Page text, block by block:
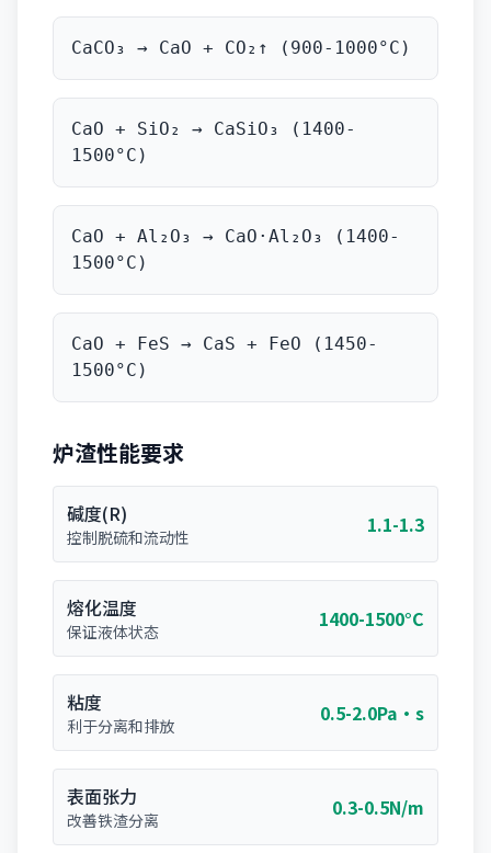
CaCO₃ → CaO + CO₂↑ (900-1000°C)
CaO + SiO₂ → CaSiO₃ (1400-
1500°C)
CaO + Al₂O₃ → CaO·Al₂O₃ (1400-
1500°C)
CaO + FeS → CaS + FeO (1450-
1500°C)
炉渣性能要求
碱度(R)
控制脱硫和流动性 1.1-1.3
熔化温度
保证液体状态 1400-1500°C
粘度
利于分离和排放 0.5-2.0Pa·s
表面张力
改善铁渣分离 0.3-0.5N/m